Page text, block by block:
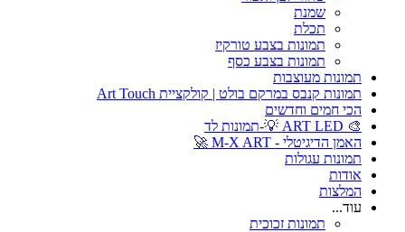
שמנת
תכלת
תמונות בצבע טורקיז
תמונות בצבע כסף
תמונות מעוצבות
תמונות קנבס במרקם בולט | קולקציית Art Touch
הכי חמים וחדשים
🎨 ART LED 💡-תמונות לד
האמן הדיגיטלי - M-X ART 🚀
תמונות עגולות
אודות
המלצות
עוד...
תמונות זכוכית